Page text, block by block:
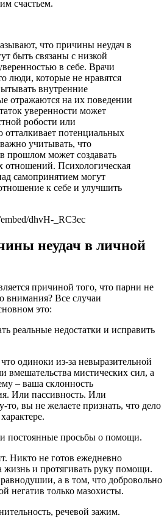
счастьем.
что причины неудач в
быть связаны с низкой
в себе. Врачи
люди, которые не нравятся
внутренние
отражаются на их поведении
уверенности может
робости или
отталкивает потенциальных
учитывать, что
прошлом может создавать
отношений. Психологическая
самопринятием могут
к себе и улучшить
dhvH-_RC3ec
неудач в личной
причиной того, что парни не
внимания? Все случаи
это:
реальные недостатки и исправить
одиноки из-за невыразительной
вмешательства мистических сил, а
– ваша склонность
Или пассивность. Или
то, вы не желаете признать, что дело
постоянные просьбы о помощи.
Никто не готов ежедневно
и протягивать руку помощи.
а в том, что добровольно
негатив только мазохисты.
речевой зажим.